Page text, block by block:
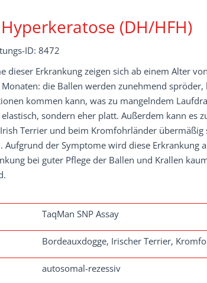
(DH/HFH)
ID: 8472
dieser Erkrankung zeigen sich ab einem Alter
die Ballen werden zunehmend spröder,
kommen kann, was zu mangelndem
sondern eher platt. Außerdem kann es
Terrier und beim Kromfohrländer
Aufgrund der Symptome wird diese Erkrankung
bei guter Pflege der Ballen und Krallen
TaqMan SNP Assay
Bordeauxdogge, Irischer Terrier,
autosomal-rezessiv